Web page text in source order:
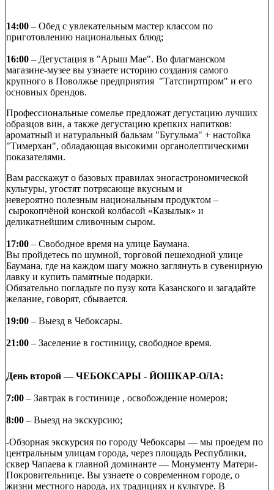
14:00 – Обед с увлекательным мастер классом по
приготовлению национальных блюд;
16:00 – Дегустация в "Арыш Мае". Во флагманском
магазине-музее вы узнаете историю создания самого
крупного в Поволжье предприятия "Татспиртпром" и его
основных брендов.
Профессиональные сомелье предложат дегустацию лучших
образцов вин, а также дегустацию крепких напитков:
ароматный и натуральный бальзам "Бугульма" + настойка
"Тимерхан", обладающая высокими органолептическими
показателями.
Вам расскажут о базовых правилах эногастрономической
культуры, угостят потрясающе вкусным и
невероятно полезным национальным продуктом –
сырокопчёной конской колбасой «Казылык» и
деликатнейшим сливочным сыром.
17:00 – Свободное время на улице Баумана.
Вы пройдетесь по шумной, торговой пешеходной улице
Баумана, где на каждом шагу можно заглянуть в сувенирную
лавку и купить памятные подарки.
Обязательно погладьте по пузу кота Казанского и загадайте
желание, говорят, сбывается.
19:00 – Выезд в Чебоксары.
21:00 – Заселение в гостиницу, свободное время.
День второй — ЧЕБОКСАРЫ - ЙОШКАР-ОЛА:
7:00 – Завтрак в гостинице , освобождение номеров;
8:00 – Выезд на экскурсию;
-Обзорная экскурсия по городу Чебоксары — мы проедем по
центральным улицам города, через площадь Республики,
сквер Чапаева к главной доминанте — Монументу Матери-
Покровительнице. Вы узнаете о современном городе, о
жизни местного народа, их традициях и культуре. В